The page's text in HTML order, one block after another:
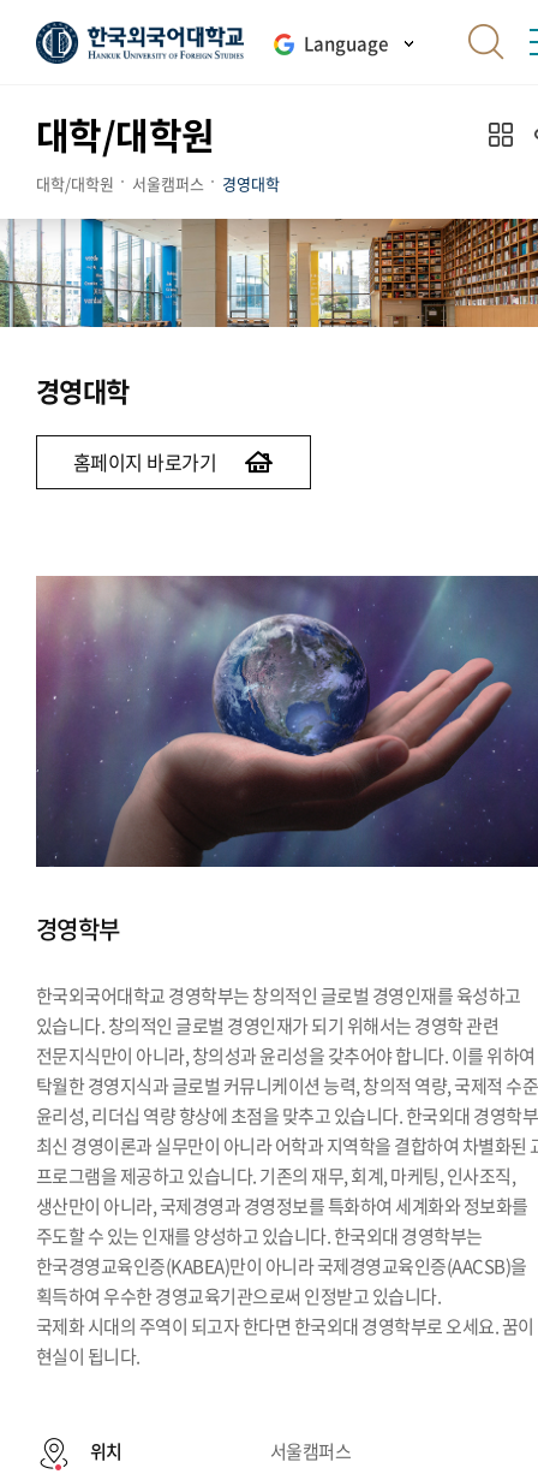
Language
대학/대학원
대학/대학원 서울캠퍼스 경영대학
경영대학
홈페이지 바로가기
경영학부
한국외국어대학교 경영학부는 창의적인 글로벌 경영인재를 육성하고
있습니다. 창의적인 글로벌 경영인재가 되기 위해서는 경영학 관련
전문지식만이 아니라, 창의성과 윤리성을 갖추어야 합니다. 이를 위하여
탁월한 경영지식과 글로벌 커뮤니케이션 능력, 창의적 역량, 국제적 수
윤리성, 리더십 역량 향상에 초점을 맞추고 있습니다. 한국외대 경영학
최신 경영이론과 실무만이 아니라 어학과 지역학을 결합하여 차별화된
프로그램을 제공하고 있습니다. 기존의 재무, 회계, 마케팅, 인사조직,
생산만이 아니라, 국제경영과 경영정보를 특화하여 세계화와 정보화를
주도할 수 있는 인재를 양성하고 있습니다. 한국외대 경영학부는
한국경영교육인증(KABEA)만이 아니라 국제경영교육인증(AACSB)을
획득하여 우수한 경영교육기관으로써 인정받고 있습니다.
국제화 시대의 주역이 되고자 한다면 한국외대 경영학부로 오세요. 꿈이
현실이 됩니다.
위치 서울캠퍼스